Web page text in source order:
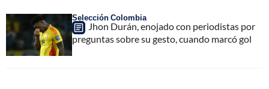
Selección Colombia
Jhon Durán, enojado con periodistas por
preguntas sobre su gesto, cuando marcó gol